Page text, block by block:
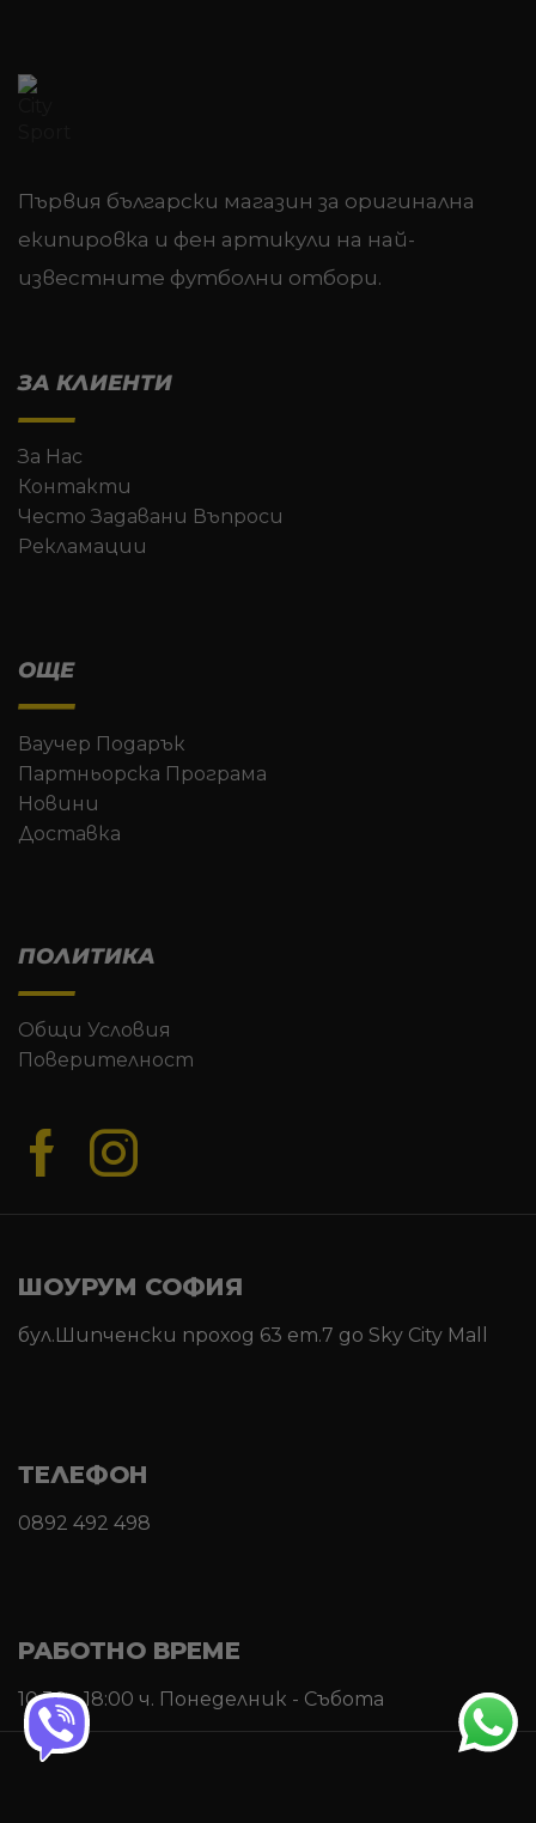
Първия български магазин за оригинална
екипировка и фен артикули на най-
известните футболни отбори.
ЗА КЛИЕНТИ
За Нас
Контакти
Често Задавани Въпроси
Рекламации
ОЩЕ
Ваучер Подарък
Партньорска Програма
Новини
Доставка
ПОЛИТИКА
Общи Условия
Поверителност
ШОУРУМ СОФИЯ
бул.Шипченски проход 63 ет.7 до Sky City Mall
ТЕЛЕФОН
0892 492 498
РАБОТНО ВРЕМЕ
10:30 - 18:00 ч. Понеделник - Събота